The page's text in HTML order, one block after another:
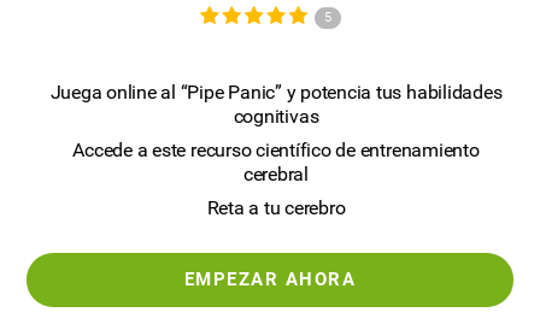
5
Juega online al “Pipe Panic” y potencia tus habilidades
cognitivas
Accede a este recurso científico de entrenamiento
cerebral
Reta a tu cerebro
EMPEZAR AHORA